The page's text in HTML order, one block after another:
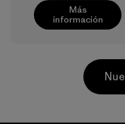
Más
información